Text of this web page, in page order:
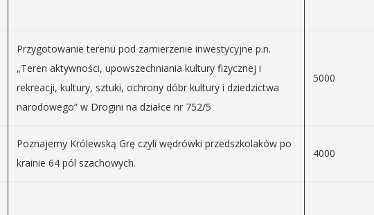
Przygotowanie terenu pod zamierzenie inwestycyjne p.n.
„Teren aktywności, upowszechniania kultury fizycznej i
rekreacji, kultury, sztuki, ochrony dóbr kultury i dziedzictwa
narodowego” w Drogini na działce nr 752/5
5000
Poznajemy Królewską Grę czyli wędrówki przedszkolaków po
krainie 64 pól szachowych.
4000